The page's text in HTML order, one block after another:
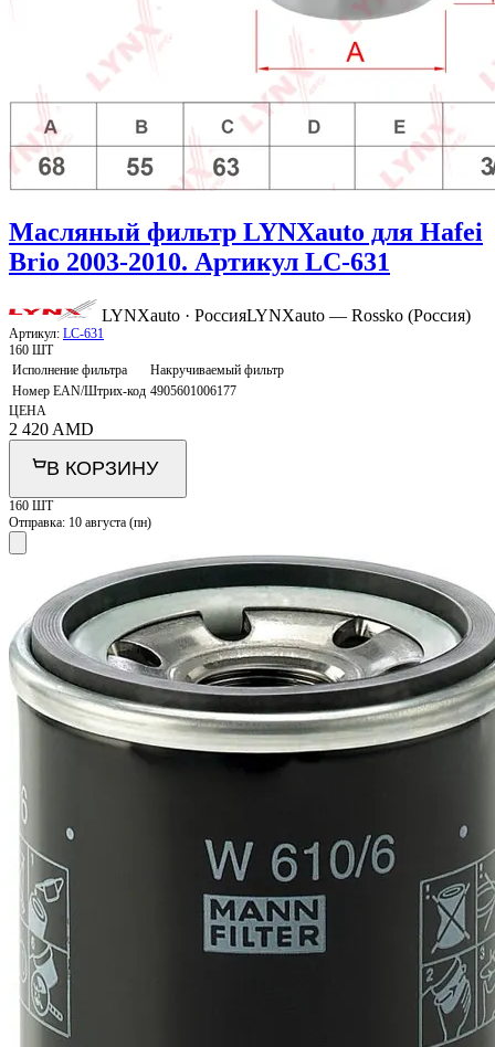
Масляный фильтр LYNXauto для Hafei
Brio 2003-2010. Артикул LC-631
LYNXauto · РоссияLYNXauto — Rossko (Россия)
Артикул: LC-631
160 ШТ
Исполнение фильтра
Накручиваемый фильтр
Номер EAN/Штрих-код 4905601006177
ЦЕНА
2 420 AMD
В КОРЗИНУ
160 ШТ
Отправка: 10 августа (пн)